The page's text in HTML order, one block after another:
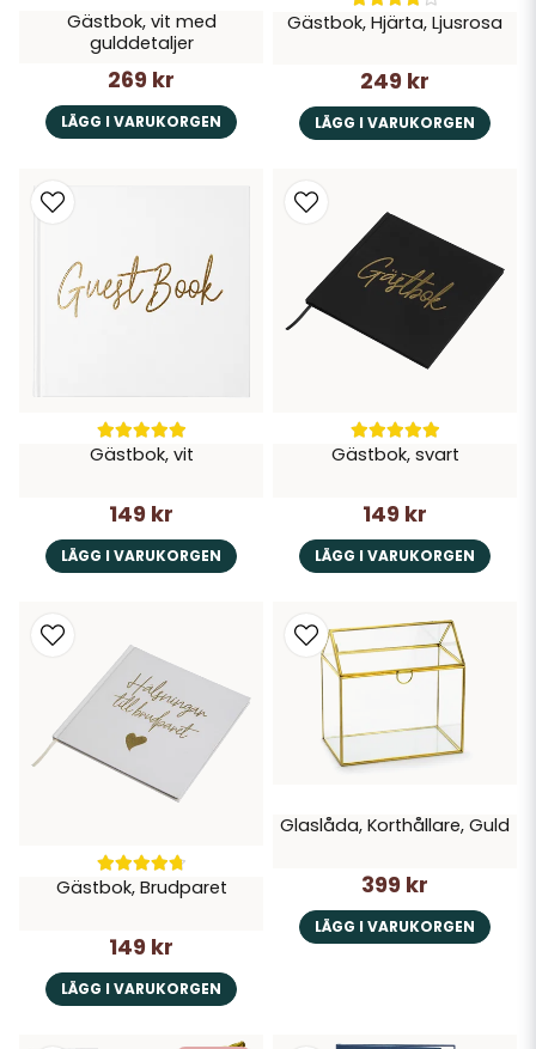
Gästbok, vit med
gulddetaljer
269 kr
LÄGG I VARUKORGEN
Gästbok, Hjärta, Ljusrosa
249 kr
LÄGG I VARUKORGEN
Gästbok, vit
149 kr
LÄGG I VARUKORGEN
Gästbok, svart
149 kr
LÄGG I VARUKORGEN
Gästbok, Brudparet
149 kr
LÄGG I VARUKORGEN
Glaslåda, Korthållare, Guld
399 kr
LÄGG I VARUKORGEN